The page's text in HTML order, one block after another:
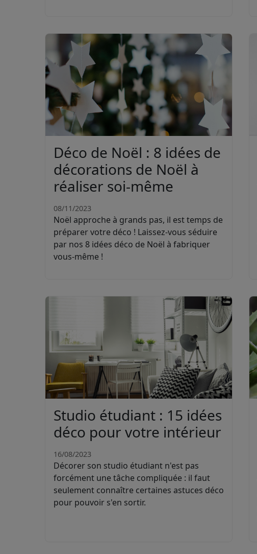
Déco de Noël : 8 idées de
décorations de Noël à
réaliser soi-même
08/11/2023
Noël approche à grands pas, il est temps de
préparer votre déco ! Laissez-vous séduire
par nos 8 idées déco de Noël à fabriquer
vous-même !
Studio étudiant : 15 idées
déco pour votre intérieur
16/08/2023
Décorer son studio étudiant n'est pas
forcément une tâche compliquée : il faut
seulement connaître certaines astuces déco
pour pouvoir s'en sortir.